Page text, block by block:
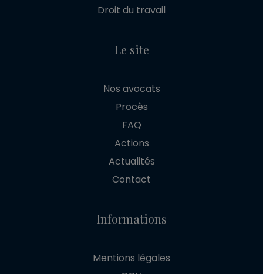
Droit du travail
Le site
Nos avocats
Procès
FAQ
Actions
Actualités
Contact
Informations
Mentions légales